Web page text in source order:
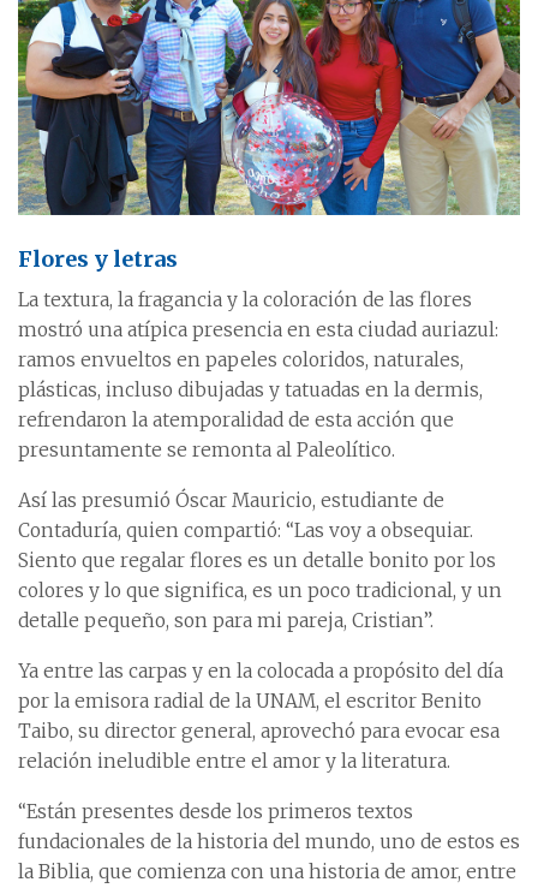
Flores y letras
La textura, la fragancia y la coloración de las flores
mostró una atípica presencia en esta ciudad auriazul:
ramos envueltos en papeles coloridos, naturales,
plásticas, incluso dibujadas y tatuadas en la dermis,
refrendaron la atemporalidad de esta acción que
presuntamente se remonta al Paleolítico.
Así las presumió Óscar Mauricio, estudiante de
Contaduría, quien compartió: “Las voy a obsequiar.
Siento que regalar flores es un detalle bonito por los
colores y lo que significa, es un poco tradicional, y un
detalle pequeño, son para mi pareja, Cristian”.
Ya entre las carpas y en la colocada a propósito del día
por la emisora radial de la UNAM, el escritor Benito
Taibo, su director general, aprovechó para evocar esa
relación ineludible entre el amor y la literatura.
“Están presentes desde los primeros textos
fundacionales de la historia del mundo, uno de estos es
la Biblia, que comienza con una historia de amor, entre